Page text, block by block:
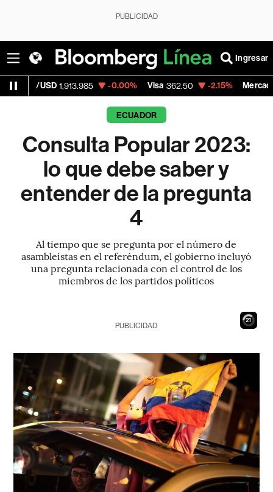
PUBLICIDAD
Ingresar
-0.00% Visa 362.50 -2.15% MercadoLibre 1,821.795
ECUADOR
Consulta Popular 2023:
lo que debe saber y
entender de la pregunta
4
Al tiempo que se pregunta por el número de
asambleístas en el referéndum, el gobierno incluyó
una pregunta relacionada con el control de los
miembros de los partidos políticos
20
PUBLICIDAD